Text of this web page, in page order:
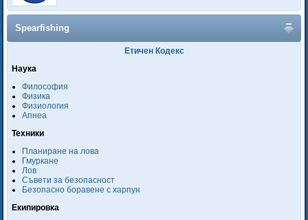
Spearfishing
Етичен Кодекс
Наука
Философия
Физика
Физиология
Апнеа
Техники
Планиране на лова
Гмуркане
Лов
Съвети за безопасност
Безопасно боравене с харпун
Екипировка